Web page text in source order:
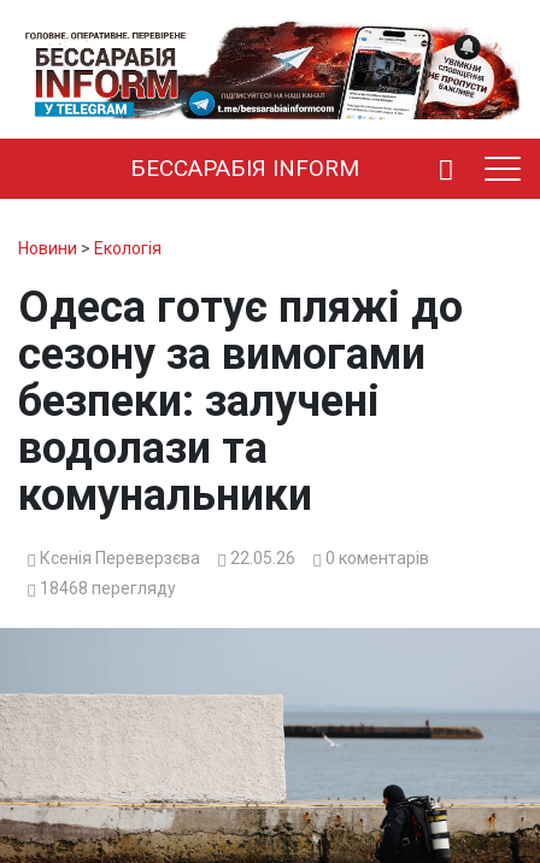
БЕССАРАБІЯ INFORM
Новини > Екологія
Одеса готує пляжі до
сезону за вимогами
безпеки: залучені
водолази та
комунальники
Ксенія Переверзєва 22.05.26 0 коментарів
18468 перегляду